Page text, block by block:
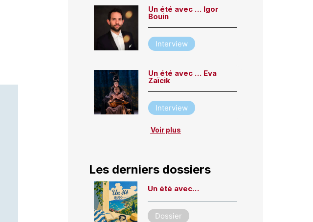
Un été avec … Igor
Bouin
Interview
Un été avec … Eva
Zaïcik
Interview
Voir plus
Les derniers dossiers
Un été avec…
Dossier